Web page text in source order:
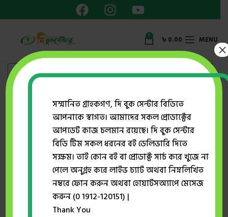
0 ৳ 0.00 MENU
Showing the single result
Show sidebar
সম্মানিত গ্রাহকগণ, দি বুক সেন্টার বিডিতে
আপনাকে স্বাগত। আমাদের সকল প্রোডাক্টের
আপডেট কাজ চলমান রয়েছে। দি বুক সেন্টার
বিডি টিম সকল ধরনের বই ডেলিভারি দিতে
সক্ষম। তাই কোন বই বা প্রোডাক্ট সার্চ করে খুজে না
পেলে অনুগ্রহ করে লাইভ চ্যাট অথবা নিম্নলিখিত
নম্বরে ফোন করুন অথবা হোয়াটসঅ্যাপে মেসেজ
করুন (0 1912-120151) |
Thank You
×